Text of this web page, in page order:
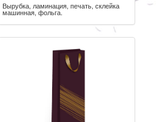
Вырубка, ламинация, печать, склейка
машинная, фольга.